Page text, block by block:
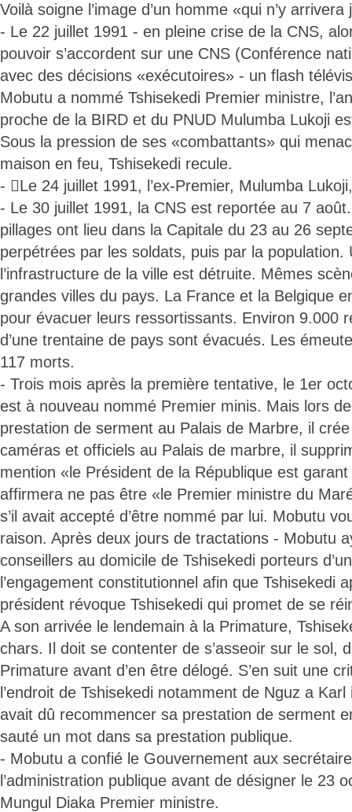
Voilà soigne l’image d’un homme «qui n’y arrivera
- Le 22 juillet 1991 - en pleine crise de la CNS,
pouvoir s’accordent sur une CNS (Conférence
avec des décisions «exécutoires» - un flash
Mobutu a nommé Tshisekedi Premier ministre,
proche de la BIRD et du PNUD Mulumba Lukoji
Sous la pression de ses «combattants» qui
maison en feu, Tshisekedi recule.
- Le 24 juillet 1991, l’ex-Premier, Mulumba
- Le 30 juillet 1991, la CNS est reportée au 7
pillages ont lieu dans la Capitale du 23 au 26
perpétrées par les soldats, puis par la population.
l’infrastructure de la ville est détruite. Mêmes
grandes villes du pays. La France et la Belgique
pour évacuer leurs ressortissants. Environ 9.000
d’une trentaine de pays sont évacués. Les
117 morts.
- Trois mois après la première tentative, le 1er
est à nouveau nommé Premier minis. Mais lors
prestation de serment au Palais de Marbre, il
caméras et officiels au Palais de marbre, il
mention «le Président de la République est
affirmera ne pas être «le Premier ministre du
s’il avait accepté d’être nommé par lui. Mobutu
raison. Après deux jours de tractations - Mobutu
conseillers au domicile de Tshisekedi porteurs
l’engagement constitutionnel afin que Tshisekedi
président révoque Tshisekedi qui promet de se
A son arrivée le lendemain à la Primature,
chars. Il doit se contenter de s’asseoir sur le sol,
Primature avant d’en être délogé. S’en suit une
l’endroit de Tshisekedi notamment de Nguz a
avait dû recommencer sa prestation de serment
sauté un mot dans sa prestation publique.
- Mobutu a confié le Gouvernement aux
l’administration publique avant de désigner le 23
Mungul Diaka Premier ministre.